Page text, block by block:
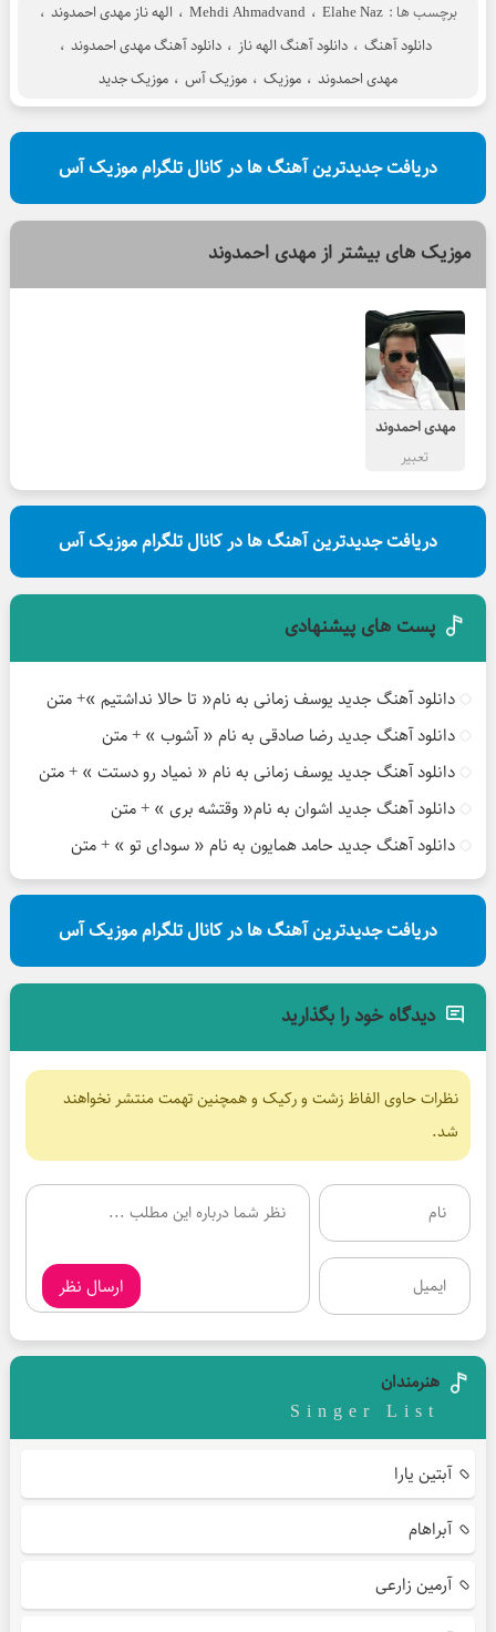
برچسب ها : Elahe Naz ، Mehdi Ahmadvand ، الهه ناز مهدی احمدوند ،
دانلود آهنگ ، دانلود آهنگ الهه ناز ، دانلود آهنگ مهدی احمدوند ،
مهدی احمدوند ، موزیک ، موزیک آس ، موزیک جدید
دریافت جدیدترین آهنگ ها در کانال تلگرام موزیک آس
موزیک های بیشتر ازمهدی احمدوند
مهدی احمدوند
تعبیر
دریافت جدیدترین آهنگ ها در کانال تلگرام موزیک آس
پست های پیشنهادی
دانلود آهنگ جدید یوسف زمانی به نام« تا حالا نداشتیم »+ متن
دانلود آهنگ جدید رضا صادقی به نام « آشوب » + متن
دانلود آهنگ جدید یوسف زمانی به نام « نمیاد رو دستت » + متن
دانلود آهنگ جدید اشوان به نام« وقتشه بری » + متن
دانلود آهنگ جدید حامد همایون به نام « سودای تو » + متن
دریافت جدیدترین آهنگ ها در کانال تلگرام موزیک آس
دیدگاه خود را بگذارید
نظرات حاوی الفاظ زشت و رکیک و همچنین تهمت منتشر نخواهند
شد.
ارسال نظر
هنرمندان
Singer List
آبتین یارا
آبراهام
آرمین زارعی